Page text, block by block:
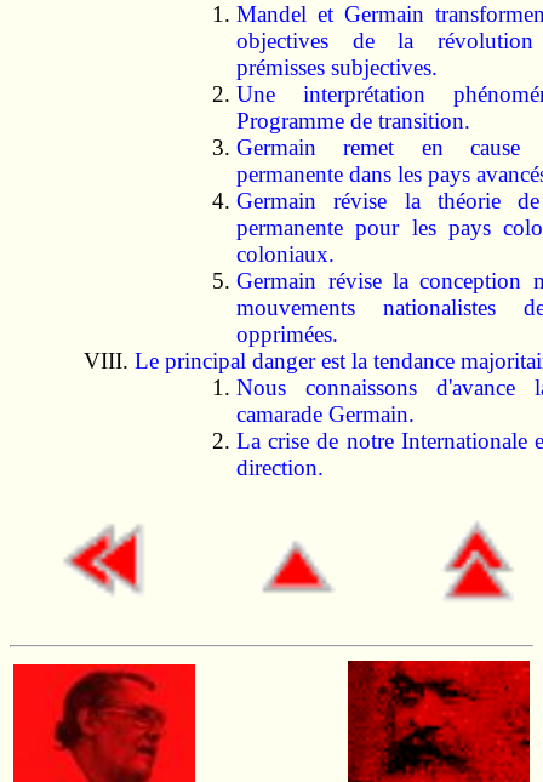
Mandel et Germain
objectives de la révolution
prémisses subjectives.
Une interprétation
Programme de transition.
Germain remet en cause
permanente dans les pays
Germain révise la théorie
permanente pour les pays
coloniaux.
Germain révise la conception
mouvements nationalistes
opprimées.
Le principal danger est la tendance
Nous connaissons d'avance
camarade Germain.
La crise de notre Internationale
direction.